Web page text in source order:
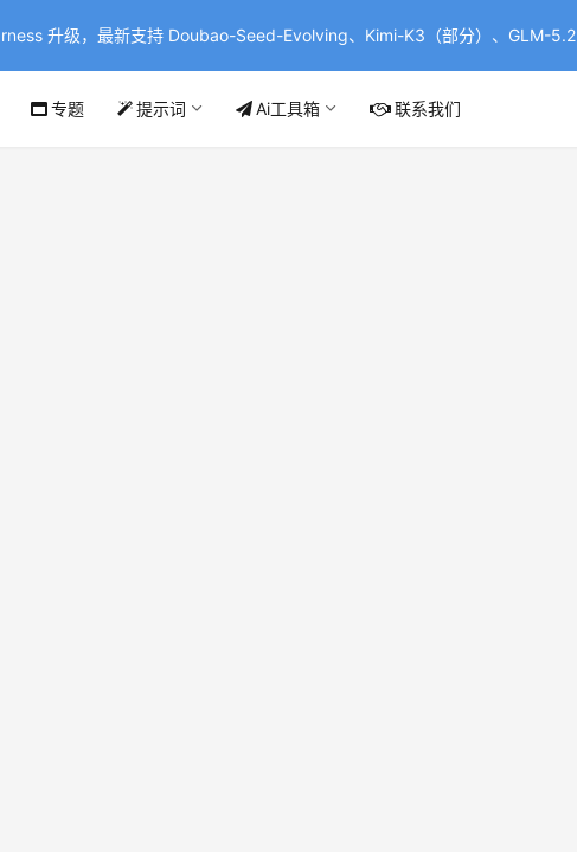
升级，最新支持 Doubao-Seed-Evolving、Kimi-K3（部分）、GLM-5.2
专题 提示词 Ai工具箱 联系我们